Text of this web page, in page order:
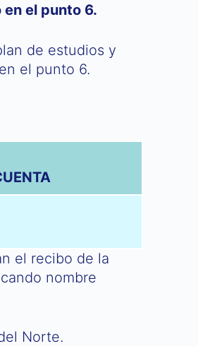
el punto 6.
de estudios y
el punto 6.
el recibo de la
nombre
Norte.